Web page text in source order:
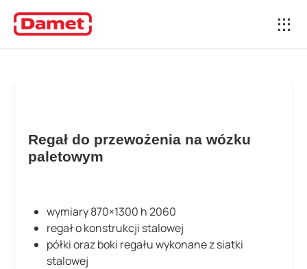
Regał do przewożenia na wózku
paletowym
wymiary 870×1300 h 2060
regał o konstrukcji stalowej
półki oraz boki regału wykonane z siatki
stalowej